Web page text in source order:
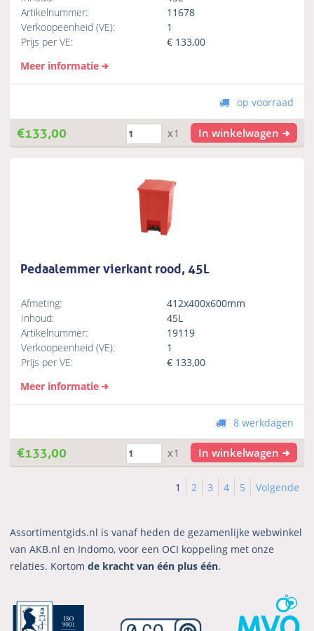
Artikelnummer:
11678
Verkoopeenheid (VE):
1
Prijs per VE:
€ 133,00
Meer informatie
op voorraad
€133,00 x1 In winkelwagen
Pedaalemmer vierkant rood, 45L
Afmeting:
412x400x600mm
Inhoud:
45L
Artikelnummer:
19119
Verkoopeenheid (VE):
1
Prijs per VE:
€ 133,00
Meer informatie
8 werkdagen
€133,00 x1 In winkelwagen
1 2 3 4 5 Volgende
Assortimentgids.nl is vanaf heden de gezamenlijke webwinkel
van AKB.nl en Indomo, voor een OCI koppeling met onze
relaties. Kortomde kracht van één plus één.